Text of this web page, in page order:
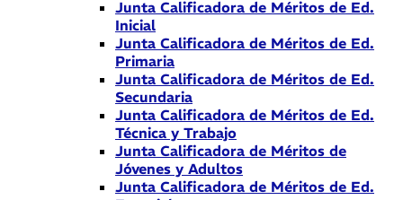
Junta Calificadora de Méritos de Ed.
Inicial
Junta Calificadora de Méritos de Ed.
Primaria
Junta Calificadora de Méritos de Ed.
Secundaria
Junta Calificadora de Méritos de Ed.
Técnica y Trabajo
Junta Calificadora de Méritos de
Jóvenes y Adultos
Junta Calificadora de Méritos de Ed.